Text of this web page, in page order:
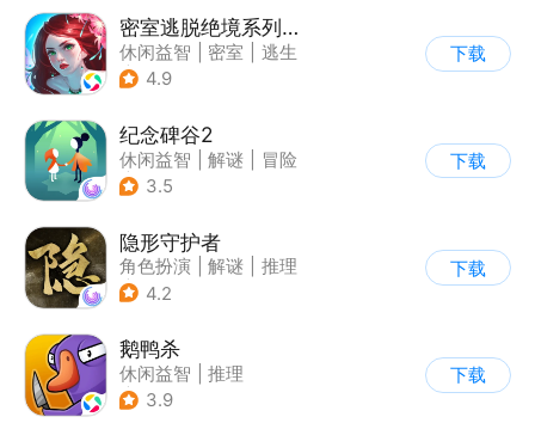
密室逃脱绝境系列4迷失森林
休闲益智 密室
逃生
| 密室逃脱
4.9
下载
纪念碑谷2
休闲益智 解谜
冒险
| 清新
3.5
下载
隐形守护者
角色扮演 解谜
推理
| 端游移植
4.2
下载
鹅鸭杀
休闲益智
推理
| 金山世游
3.9
下载